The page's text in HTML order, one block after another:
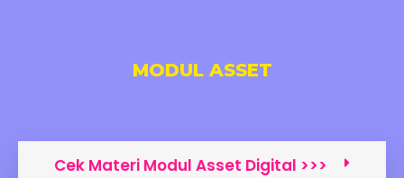
MODUL ASSET
Cek Materi Modul Asset Digital >>>